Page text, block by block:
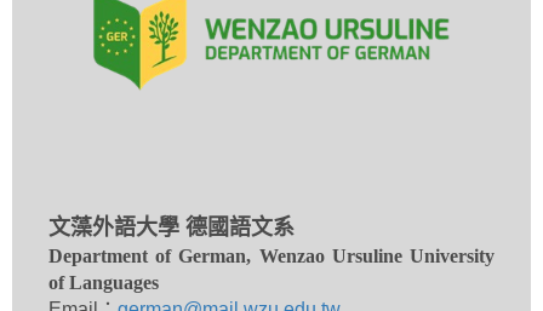
文藻外語大學 德國語文系
Department of German, Wenzao Ursuline University
of Languages